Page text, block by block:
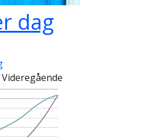
dag